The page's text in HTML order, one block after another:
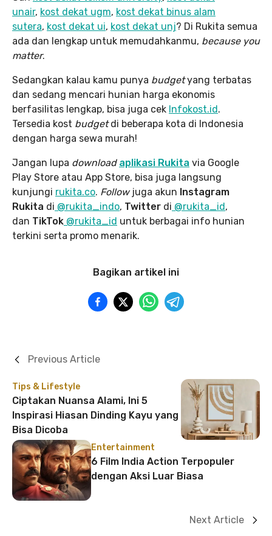
unair, kost dekat ugm, kost dekat binus alam
sutera, kost dekat ui, kost dekat unj? Di Rukita semua
ada dan lengkap untuk memudahkanmu, because you
matter.
Sedangkan kalau kamu punya budgetyang terbatas
dan sedang mencari hunian harga ekonomis
berfasilitas lengkap, bisa juga cek Infokost.id.
Tersedia kost budgetdi beberapa kota di Indonesia
dengan harga sewa murah!
Jangan lupa download aplikasi Rukita via Google
Play Store atau App Store, bisa juga langsung
kunjungi rukita.co. Followjuga akun Instagram
Rukita di @rukita_indo, Twitter di @rukita_id,
dan TikTok @rukita_id untuk berbagai info hunian
terkini serta promo menarik.
Bagikan artikel ini
Tips & Lifestyle
Ciptakan Nuansa Alami, Ini 5
Inspirasi Hiasan Dinding Kayu yang
Bisa Dicoba
Previous Article
Entertainment
6 Film India Action Terpopuler
dengan Aksi Luar Biasa
Next Article